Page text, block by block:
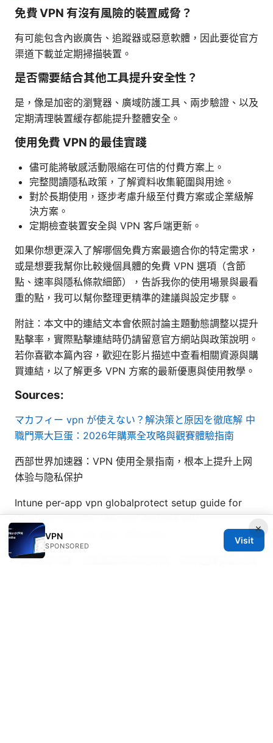
免費 VPN 有沒有風險的裝置威脅？
有可能包含內嵌廣告、追蹤器或惡意軟體，因此要從官方
渠道下載並定期掃描裝置。
是否需要結合其他工具提升安全性？
是，像是加密的瀏覽器、廣域防護工具、兩步驗證、以及
定期清理裝置緩存都能提升整體安全。
使用免費 VPN 的最佳實踐
儘可能將敏感活動限縮在可信的付費方案上。
完整閱讀隱私政策，了解資料收集範圍與用途。
對於長期使用，逐步考慮升級至付費方案或企業級解
決方案。
定期檢查裝置安全與 VPN 客戶端更新。
如果你想更深入了解哪個免費方案最適合你的特定需求，
或是想要我幫你比較幾個具體的免費 VPN 選項（含節
點、速率與隱私條款細節），告訴我你的使用場景與最看
重的點，我可以幫你整理更精準的建議與設定步驟。
附註：本文中的連結文本會依照討論主題動態調整以提升
點擊率，實際點擊連結時仍請留意官方網站與政策說明。
若你喜歡本篇內容，歡迎在影片描述中查看相關資源與購
買連結，以了解更多 VPN 方案的最新優惠與使用教學。
Sources:
マカフィー vpn が使えない？解決策と原因を徹底解 中
職門票大巨蛋：2026年購票全攻略與觀賽體驗指南
西部世界加速器：VPN 使用全景指南，根本上提升上网
体验与隐私保护
Intune per-app vpn globalprotect setup guide for
Windows, macOS, iOS, and Android with
GlobalProtect per-app VPN policy
Vpn免费下载：全面指南与实用评测，帮你选择安全又高
×
VPN
SPONSORED
Visit